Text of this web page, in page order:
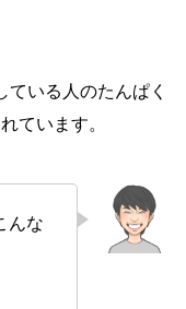
いる人のたんぱく
ています。
んな